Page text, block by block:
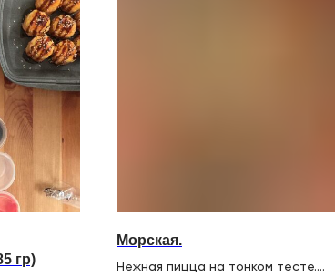
гр)
Морская.
Нежная пицца на тонком тесте.